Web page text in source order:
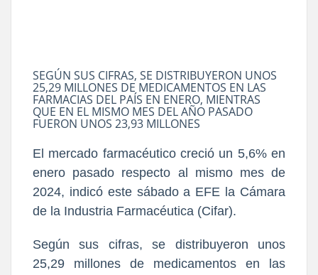
SEGÚN SUS CIFRAS, SE DISTRIBUYERON UNOS
25,29 MILLONES DE MEDICAMENTOS EN LAS
FARMACIAS DEL PAÍS EN ENERO, MIENTRAS
QUE EN EL MISMO MES DEL AÑO PASADO
FUERON UNOS 23,93 MILLONES
El mercado farmacéutico creció un 5,6% en
enero pasado respecto al mismo mes de
2024, indicó este sábado a EFE la Cámara
de la Industria Farmacéutica (Cifar).
Según sus cifras, se distribuyeron unos
25,29 millones de medicamentos en las